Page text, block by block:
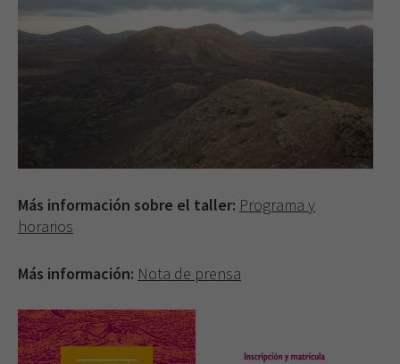
Más información sobre el taller: Programa y
horarios
Más información: Nota de prensa